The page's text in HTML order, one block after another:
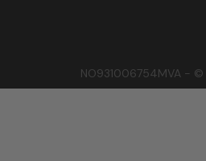
NO931006754MVA -